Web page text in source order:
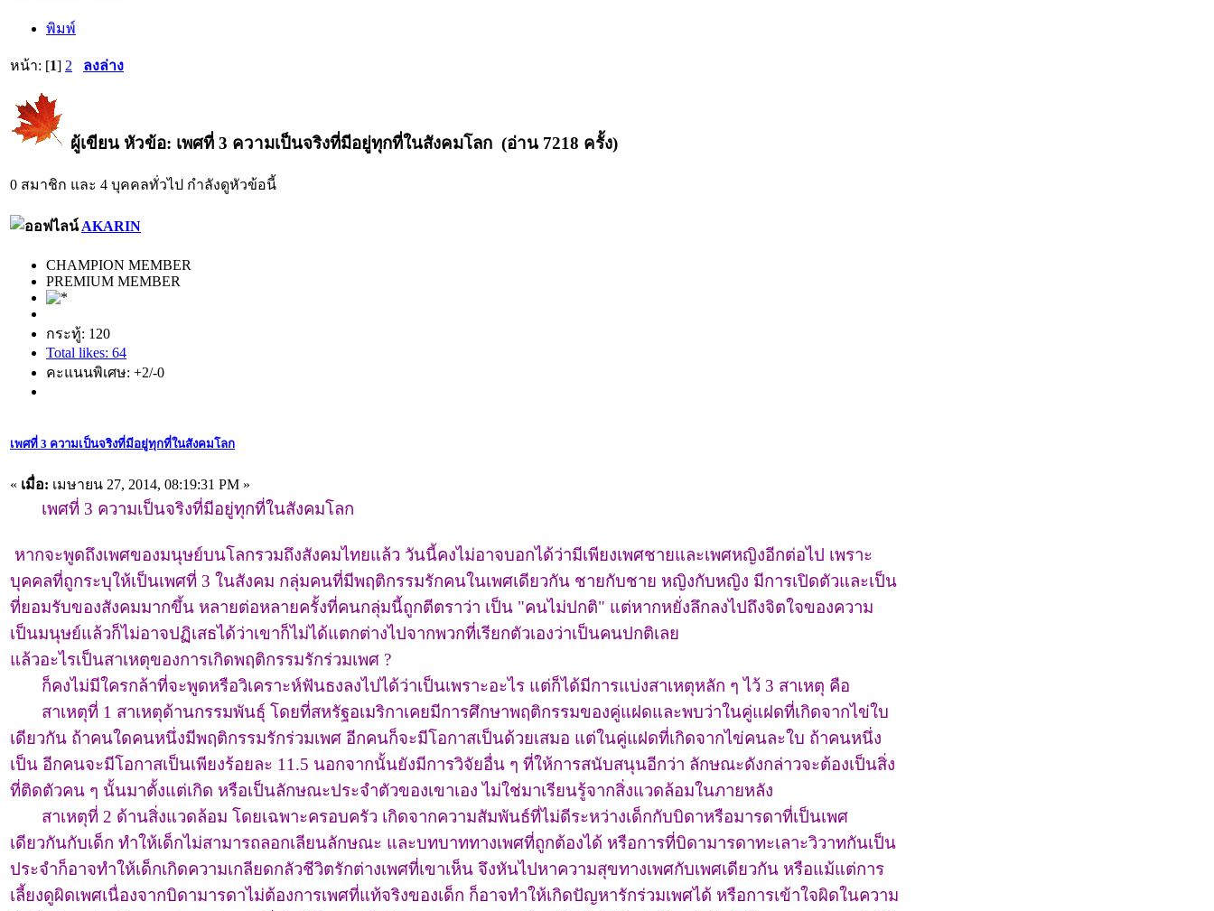
พิมพ์
หน้า: [1] 2 ลงล่าง
ผู้เขียน หัวข้อ: เพศที่ 3 ความเป็นจริงที่มีอยู่ทุกที่ในสังคมโลก (อ่าน 7218 ครั้ง)
0 สมาชิก และ 4 บุคคลทั่วไป กำลังดูหัวข้อนี้
AKARIN
CHAMPION MEMBER
PREMIUM MEMBER
กระทู้: 120
Total likes: 64
คะแนนพิเศษ: +2/-0
เพศที่ 3 ความเป็นจริงที่มีอยู่ทุกที่ในสังคมโลก
« เมื่อ: เมษายน 27, 2014, 08:19:31 PM »
เพศที่ 3 ความเป็นจริงที่มีอยู่ทุกที่ในสังคมโลก
หากจะพูดถึงเพศของมนุษย์บนโลกรวมถึงสังคมไทยแล้ว วันนี้คงไม่อาจบอกได้ว่ามีเพียงเพศชายและเพศหญิงอีกต่อไป เพราะ
บุคคลที่ถูกระบุให้เป็นเพศที่ 3 ในสังคม กลุ่มคนที่มีพฤติกรรมรักคนในเพศเดียวกัน ชายกับชาย หญิงกับหญิง มีการเปิดตัวและเป็น
ที่ยอมรับของสังคมมากขึ้น หลายต่อหลายครั้งที่คนกลุ่มนี้ถูกตีตราว่า เป็น "คนไม่ปกติ" แต่หากหยั่งลึกลงไปถึงจิตใจของความ
เป็นมนุษย์แล้วก็ไม่อาจปฏิเสธได้ว่าเขาก็ไม่ได้แตกต่างไปจากพวกที่เรียกตัวเองว่าเป็นคนปกติเลย
แล้วอะไรเป็นสาเหตุของการเกิดพฤติกรรมรักร่วมเพศ ?
ก็คงไม่มีใครกล้าที่จะพูดหรือวิเคราะห์ฟันธงลงไปได้ว่าเป็นเพราะอะไร แต่ก็ได้มีการแบ่งสาเหตุหลัก ๆ ไว้ 3 สาเหตุ คือ
สาเหตุที่ 1 สาเหตุด้านกรรมพันธุ์ โดยที่สหรัฐอเมริกาเคยมีการศึกษาพฤติกรรมของคู่แฝดและพบว่าในคู่แฝดที่เกิดจากไข่ใบ
เดียวกัน ถ้าคนใดคนหนึ่งมีพฤติกรรมรักร่วมเพศ อีกคนก็จะมีโอกาสเป็นด้วยเสมอ แต่ในคู่แฝดที่เกิดจากไข่คนละใบ ถ้าคนหนึ่ง
เป็น อีกคนจะมีโอกาสเป็นเพียงร้อยละ 11.5 นอกจากนั้นยังมีการวิจัยอื่น ๆ ที่ให้การสนับสนุนอีกว่า ลักษณะดังกล่าวจะต้องเป็นสิ่ง
ที่ติดตัวคน ๆ นั้นมาตั้งแต่เกิด หรือเป็นลักษณะประจำตัวของเขาเอง ไม่ใช่มาเรียนรู้จากสิ่งแวดล้อมในภายหลัง
สาเหตุที่ 2 ด้านสิ่งแวดล้อม โดยเฉพาะครอบครัว เกิดจากความสัมพันธ์ที่ไม่ดีระหว่างเด็กกับบิดาหรือมารดาที่เป็นเพศ
เดียวกันกับเด็ก ทำให้เด็กไม่สามารถลอกเลียนลักษณะ และบทบาททางเพศที่ถูกต้องได้ หรือการที่บิดามารดาทะเลาะวิวาทกันเป็น
ประจำก็อาจทำให้เด็กเกิดความเกลียดกลัวชีวิตรักต่างเพศที่เขาเห็น จึงหันไปหาความสุขทางเพศกับเพศเดียวกัน หรือแม้แต่การ
เลี้ยงดูผิดเพศเนื่องจากบิดามารดาไม่ต้องการเพศที่แท้จริงของเด็ก ก็อาจทำให้เกิดปัญหารักร่วมเพศได้ หรือการเข้าใจผิดในความ